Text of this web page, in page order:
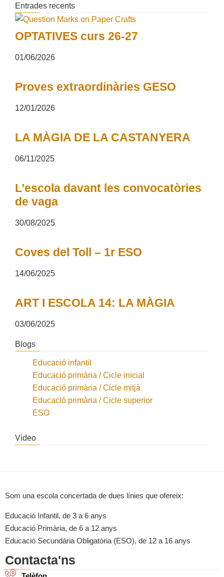
Entrades recents
OPTATIVES curs 26-27
01/06/2026
Proves extraordinàries GESO
12/01/2026
LA MÀGIA DE LA CASTANYERA
06/11/2025
L’escola davant les convocatòries
de vaga
30/08/2025
Coves del Toll – 1r ESO
14/06/2025
ART I ESCOLA 14: LA MÀGIA
03/06/2025
Blogs
Educació infantil
Educació primària / Cicle inicial
Educació primària / Cicle mitjà
Educació primària / Cicle superior
ESO
Video
Som una escola concertada de dues línies que ofereix:
Educació Infantil, de 3 a 6 anys
Educació Primària, de 6 a 12 anys
Educació Secundària Obligatòria (ESO), de 12 a 16 anys
Contacta'ns